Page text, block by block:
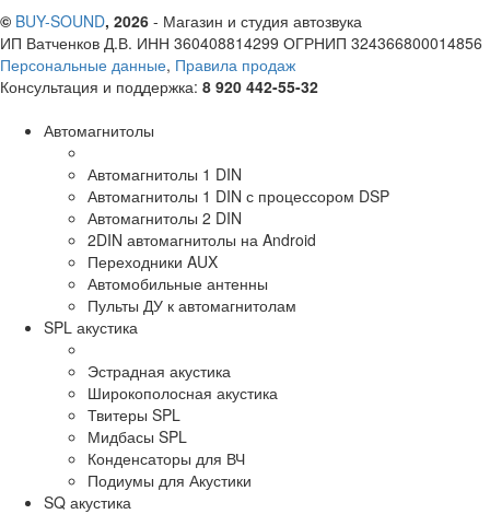
© BUY-SOUND, 2026 - Магазин и студия автозвука
ИП Ватченков Д.В. ИНН 360408814299 ОГРНИП 324366800014856
Персональные данные, Правила продаж
Консультация и поддержка: 8 920 442-55-32
Автомагнитолы
Автомагнитолы 1 DIN
Автомагнитолы 1 DIN с процессором DSP
Автомагнитолы 2 DIN
2DIN автомагнитолы на Android
Переходники AUX
Автомобильные антенны
Пульты ДУ к автомагнитолам
SPL акустика
Эстрадная акустика
Широкополосная акустика
Твитеры SPL
Мидбасы SPL
Конденсаторы для ВЧ
Подиумы для Акустики
SQ акустика